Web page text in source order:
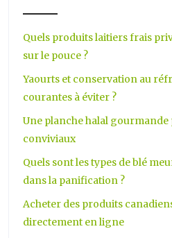
Quels produits laitiers frais
sur le pouce ?
Yaourts et conservation au
courantes à éviter ?
Une planche halal
conviviaux
Quels sont les types de blé
dans la panification ?
Acheter des produits
directement en ligne